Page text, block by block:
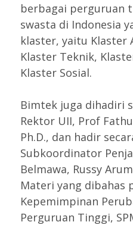
berbagai perguruan
swasta di Indonesia
klaster, yaitu Klaster
Klaster Teknik,
Klaster Sosial.
Bimtek juga dihadiri
Rektor UII, Prof
Ph.D., dan hadir
Subkoordinator
Belmawa, Russy
Materi yang dibahas
Kepemimpinan
Perguruan Tinggi,